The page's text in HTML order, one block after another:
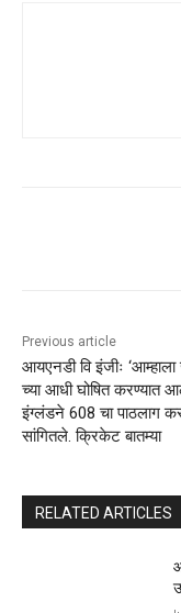
Previous article
आयएनडी वि इंजीः ‘आम्हाला
च्या आधी घोषित करण्यात
इंग्लंडने 608 चा पाठलाग
सांगितले. क्रिकेट बातम्या
RELATED ARTICLES